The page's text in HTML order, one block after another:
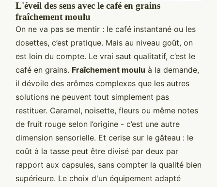
L'éveil des sens avec le café en grains
fraîchement moulu
On ne va pas se mentir : le café instantané ou les
dosettes, c’est pratique. Mais au niveau goût, on
est loin du compte. Le vrai saut qualitatif, c’est le
café en grains. Fraîchement moulu à la demande,
il dévoile des arômes complexes que les autres
solutions ne peuvent tout simplement pas
restituer. Caramel, noisette, fleurs ou même notes
de fruit rouge selon l’origine - c’est une autre
dimension sensorielle. Et cerise sur le gâteau : le
coût à la tasse peut être divisé par deux par
rapport aux capsules, sans compter la qualité bien
supérieure. Le choix d'un équipement adapté